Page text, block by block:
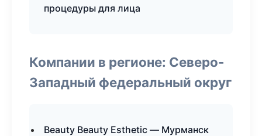
процедуры для лица
Компании в регионе: Северо-
Западный федеральный округ
Beauty Beauty Esthetic — Мурманск